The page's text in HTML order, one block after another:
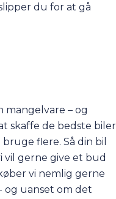
du for at gå
bil i lang tid. Det kan
udløber -
på siden, og kom
– og
skaffe de bedste biler
flere. Så din bil
vil gerne give et bud
vi nemlig gerne
uanset om det